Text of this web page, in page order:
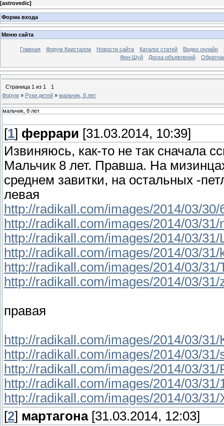
[astrovedic]
Форма входа
Меню сайта
Главная Форум Кристалла Новости сайта Каталог статей Видео онлайн
Фен-Шуй
Доска объявлений
Страница 1 из 1
1
Форум » Руки детей » мальчик, 8 лет
мальчик, 8 лет
[1] феррари [31.03.2014, 10:39]
Извиняюсь, как-то не так сначала
Мальчик 8 лет. Правша. На
среднем завитки, на остальных -
левая
http://radikall.com/images/2014/03/30/
http://radikall.com/images/2014/03/31/
http://radikall.com/images/2014/03/31/
http://radikall.com/images/2014/03/
http://radikall.com/images/2014/03/
http://radikall.com/images/2014/03/31/
правая
http://radikall.com/images/2014/03/31/
http://radikall.com/images/2014/03/31/
http://radikall.com/images/2014/03/31/
http://radikall.com/images/2014/03/
http://radikall.com/images/2014/03/31/
[2] мартагона[31.03.2014, 12:03]